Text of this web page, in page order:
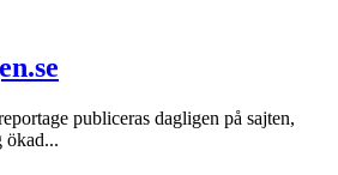
publiceras dagligen på sajten,
ökad...